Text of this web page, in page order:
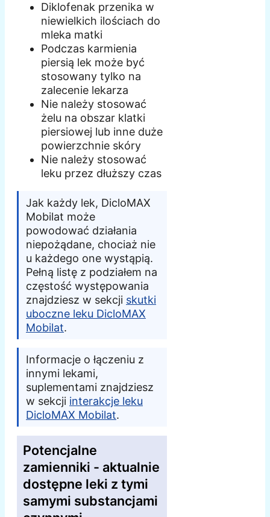
Diklofenak przenika w
niewielkich ilościach do
mleka matki
Podczas karmienia
piersią lek może być
stosowany tylko na
zalecenie lekarza
Nie należy stosować
żelu na obszar klatki
piersiowej lub inne duże
powierzchnie skóry
Nie należy stosować
leku przez dłuższy czas
Jak każdy lek, DicloMAX
Mobilat może
powodować działania
niepożądane, chociaż nie
u każdego one wystąpią.
Pełną listę z podziałem na
częstość występowania
znajdziesz w sekcji skutki
uboczne leku DicloMAX
Mobilat.
Informacje o łączeniu z
innymi lekami,
suplementami znajdziesz
w sekcji interakcje leku
DicloMAX Mobilat.
Potencjalne
zamienniki - aktualnie
dostępne leki z tymi
samymi substancjami